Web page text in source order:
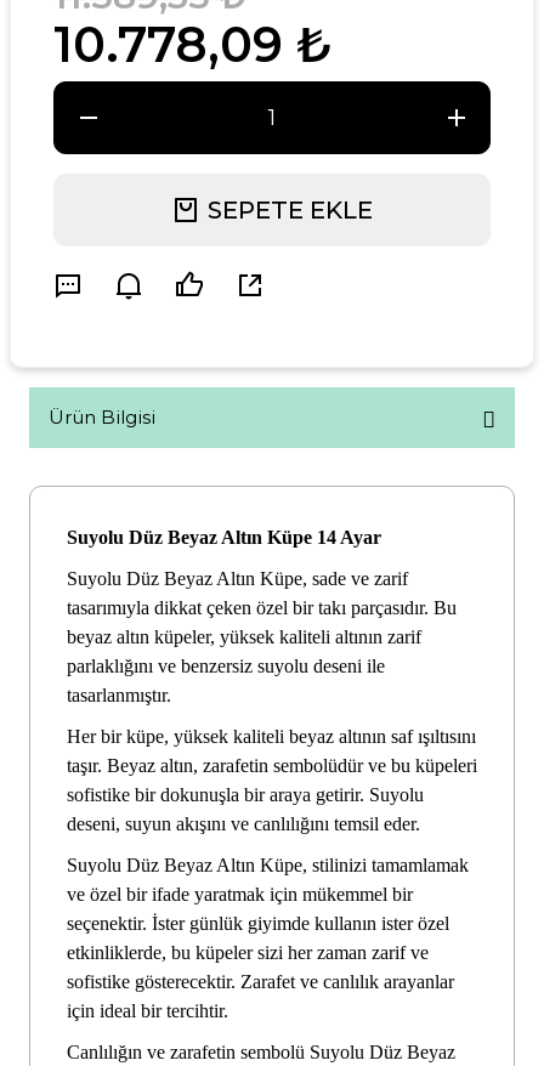
10.778,09 ₺
SEPETE EKLE
Ürün Bilgisi
Suyolu Düz Beyaz Altın Küpe 14 Ayar
Suyolu Düz Beyaz Altın Küpe, sade ve zarif
tasarımıyla dikkat çeken özel bir takı parçasıdır. Bu
beyaz altın küpeler, yüksek kaliteli altının zarif
parlaklığını ve benzersiz suyolu deseni ile
tasarlanmıştır.
Her bir küpe, yüksek kaliteli beyaz altının saf ışıltısını
taşır. Beyaz altın, zarafetin sembolüdür ve bu küpeleri
sofistike bir dokunuşla bir araya getirir. Suyolu
deseni, suyun akışını ve canlılığını temsil eder.
Suyolu Düz Beyaz Altın Küpe, stilinizi tamamlamak
ve özel bir ifade yaratmak için mükemmel bir
seçenektir. İster günlük giyimde kullanın ister özel
etkinliklerde, bu küpeler sizi her zaman zarif ve
sofistike gösterecektir. Zarafet ve canlılık arayanlar
için ideal bir tercihtir.
Canlılığın ve zarafetin sembolü Suyolu Düz Beyaz